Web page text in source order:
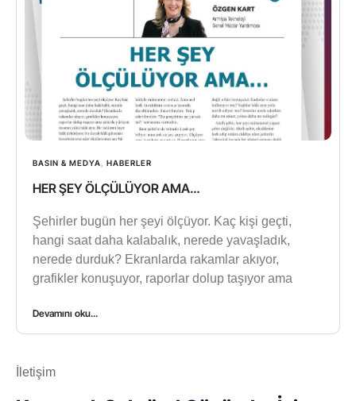
BASIN & MEDYA HABERLER
HER ŞEY ÖLÇÜLÜYOR AMA…
Şehirler bugün her şeyi ölçüyor. Kaç kişi geçti,
hangi saat daha kalabalık, nerede yavaşladık,
nerede durduk? Ekranlarda rakamlar akıyor,
grafikler konuşuyor, raporlar dolup taşıyor ama
Devamını oku...
İletişim